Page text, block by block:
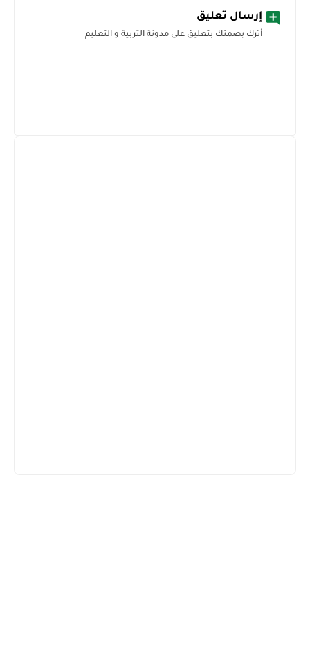
إرسال تعليق
أترك بصمتك بتعليق على مدونة التربية و التعليم